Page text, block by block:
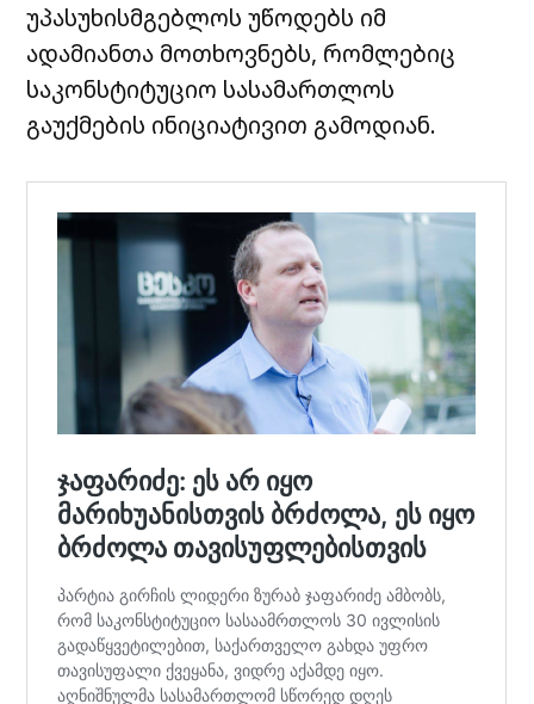
უპასუხისმგებლოს უწოდებს იმ
ადამიანთა მოთხოვნებს, რომლებიც
საკონსტიტუციო სასამართლოს
გაუქმების ინიციატივით გამოდიან.